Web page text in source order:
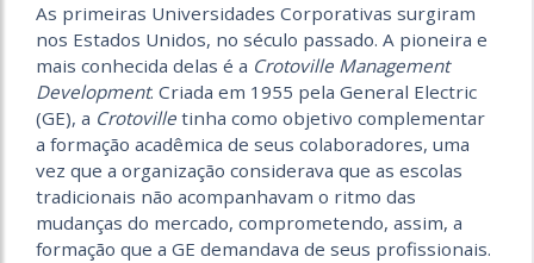
As primeiras Universidades Corporativas surgiram
nos Estados Unidos, no século passado. A pioneira e
mais conhecida delas é a Crotoville Management
Development. Criada em 1955 pela General Electric
(GE), a Crotoville tinha como objetivo complementar
a formação acadêmica de seus colaboradores, uma
vez que a organização considerava que as escolas
tradicionais não acompanhavam o ritmo das
mudanças do mercado, comprometendo, assim, a
formação que a GE demandava de seus profissionais.